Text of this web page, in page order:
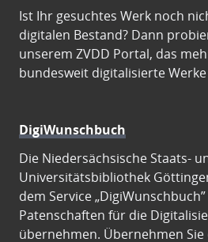
Ist Ihr gesuchtes Werk noch
digitalen Bestand? Dann
unserem ZVDD Portal, das
bundesweit digitalisierte
DigiWunschbuch
Die Niedersächsische Staats-
Universitätsbibliothek
dem Service
Patenschaften für die
übernehmen. Übernehmen